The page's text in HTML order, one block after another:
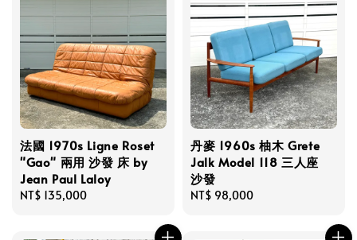
法國 1970s Ligne Roset
"Gao" 兩用 沙發 床 by
Jean Paul Laloy
Regular
NT$ 135,000
丹麥 1960s 柚木 Grete
Jalk Model 118 三人座
沙發
Regular
NT$ 98,000